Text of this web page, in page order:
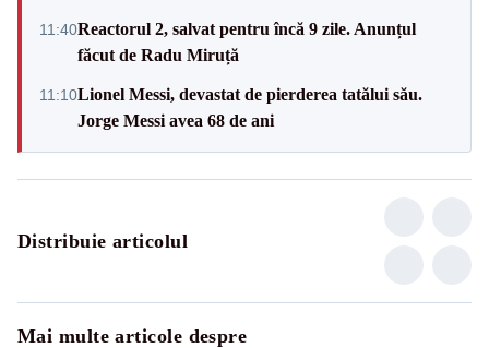
11:40Reactorul 2, salvat pentru încă 9 zile. Anunțul
făcut de Radu Miruță
11:10Lionel Messi, devastat de pierderea tatălui său.
Jorge Messi avea 68 de ani
Distribuie articolul
Mai multe articole despre